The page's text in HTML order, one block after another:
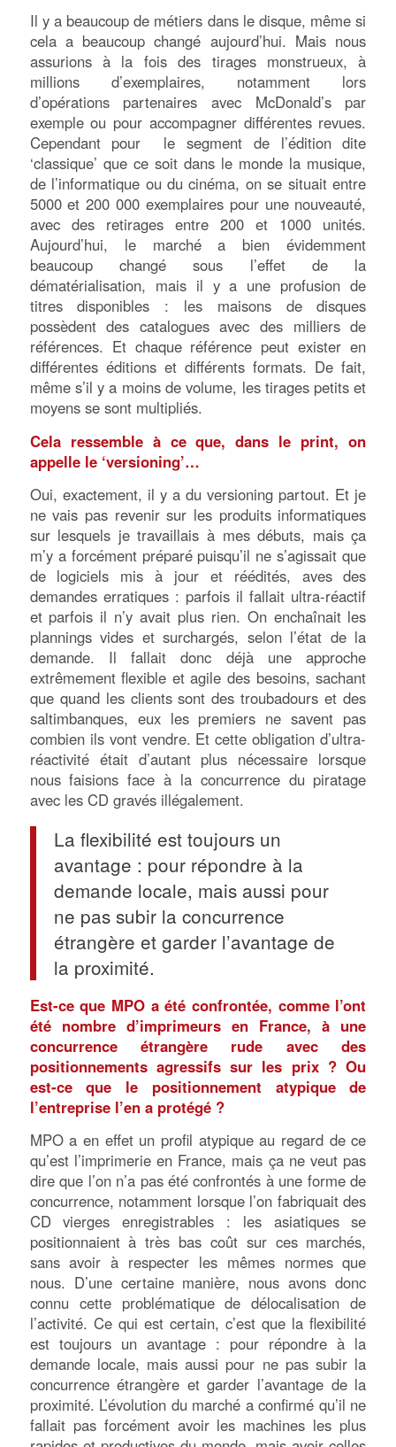
Il y a beaucoup de métiers dans le disque, même si
cela a beaucoup changé aujourd’hui. Mais nous
assurions à la fois des tirages monstrueux, à
millions d’exemplaires, notamment lors
d’opérations partenaires avec McDonald’s par
exemple ou pour accompagner différentes revues.
Cependant pour le segment de l’édition dite
‘classique’ que ce soit dans le monde la musique,
de l’informatique ou du cinéma, on se situait entre
5000 et 200 000 exemplaires pour une nouveauté,
avec des retirages entre 200 et 1000 unités.
Aujourd’hui, le marché a bien évidemment
beaucoup changé sous l’effet de la
dématérialisation, mais il y a une profusion de
titres disponibles : les maisons de disques
possèdent des catalogues avec des milliers de
références. Et chaque référence peut exister en
différentes éditions et différents formats. De fait,
même s’il y a moins de volume, les tirages petits et
moyens se sont multipliés.
Cela ressemble à ce que, dans le print, on
appelle le ‘versioning’…
Oui, exactement, il y a du versioning partout. Et je
ne vais pas revenir sur les produits informatiques
sur lesquels je travaillais à mes débuts, mais ça
m’y a forcément préparé puisqu’il ne s’agissait que
de logiciels mis à jour et réédités, aves des
demandes erratiques : parfois il fallait ultra-réactif
et parfois il n’y avait plus rien. On enchaînait les
plannings vides et surchargés, selon l’état de la
demande. Il fallait donc déjà une approche
extrêmement flexible et agile des besoins, sachant
que quand les clients sont des troubadours et des
saltimbanques, eux les premiers ne savent pas
combien ils vont vendre. Et cette obligation d’ultra-
réactivité était d’autant plus nécessaire lorsque
nous faisions face à la concurrence du piratage
avec les CD gravés illégalement.
La flexibilité est toujours un
avantage : pour répondre à la
demande locale, mais aussi pour
ne pas subir la concurrence
étrangère et garder l’avantage de
la proximité.
Est-ce que MPO a été confrontée, comme l’ont
été nombre d’imprimeurs en France, à une
concurrence étrangère rude avec des
positionnements agressifs sur les prix ? Ou
est-ce que le positionnement atypique de
l’entreprise l’en a protégé ?
MPO a en effet un profil atypique au regard de ce
qu’est l’imprimerie en France, mais ça ne veut pas
dire que l’on n’a pas été confrontés à une forme de
concurrence, notamment lorsque l’on fabriquait des
CD vierges enregistrables : les asiatiques se
positionnaient à très bas coût sur ces marchés,
sans avoir à respecter les mêmes normes que
nous. D’une certaine manière, nous avons donc
connu cette problématique de délocalisation de
l’activité. Ce qui est certain, c’est que la flexibilité
est toujours un avantage : pour répondre à la
demande locale, mais aussi pour ne pas subir la
concurrence étrangère et garder l’avantage de la
proximité. L’évolution du marché a confirmé qu’il ne
fallait pas forcément avoir les machines les plus